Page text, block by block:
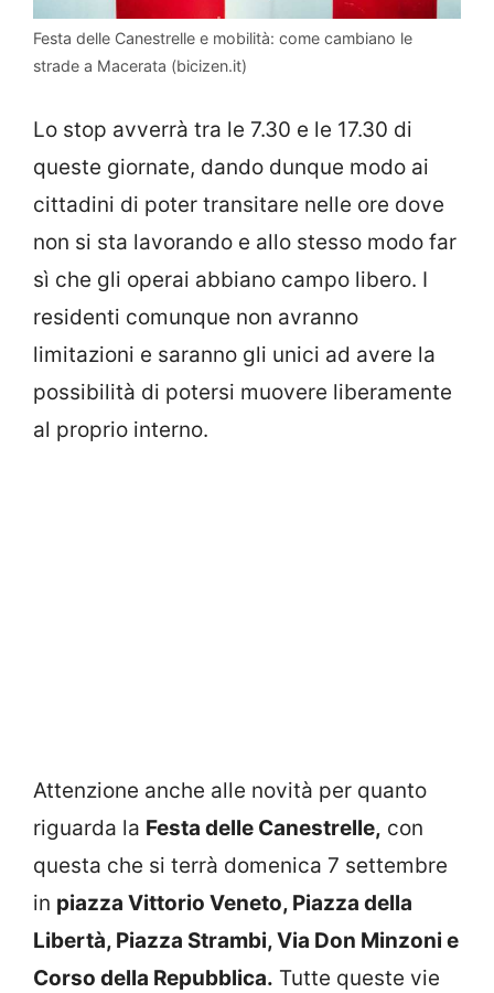
Festa delle Canestrelle e mobilità: come cambiano le
strade a Macerata (bicizen.it)
Lo stop avverrà tra le 7.30 e le 17.30 di
queste giornate, dando dunque modo ai
cittadini di poter transitare nelle ore dove
non si sta lavorando e allo stesso modo far
sì che gli operai abbiano campo libero. I
residenti comunque non avranno
limitazioni e saranno gli unici ad avere la
possibilità di potersi muovere liberamente
al proprio interno.
Attenzione anche alle novità per quanto
riguarda la Festa delle Canestrelle, con
questa che si terrà domenica 7 settembre
in piazza Vittorio Veneto, Piazza della
Libertà, Piazza Strambi, Via Don Minzoni e
Corso della Repubblica. Tutte queste vie